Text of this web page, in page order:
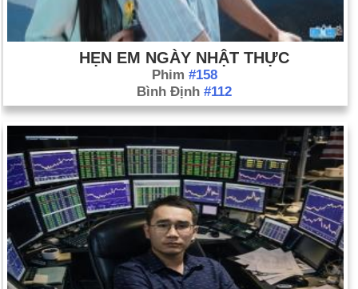
HẸN EM NGÀY NHẬT THỰC
Phim #158
Bình Định #112